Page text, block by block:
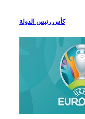
كأس رئيس الدولة